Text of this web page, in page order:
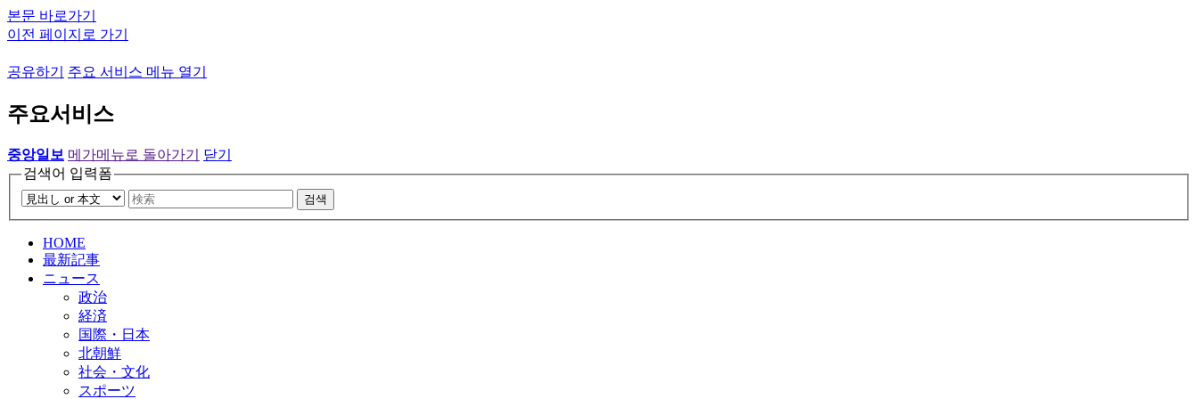
본문 바로가기
이전 페이지로 가기
공유하기 주요 서비스 메뉴 열기
주요서비스
중앙일보 메가메뉴로 돌아가기
닫기
검색어 입력폼
검색
HOME
最新記事
ニュース
政治
経済
国際・日本
北朝鮮
社会・文化
スポーツ